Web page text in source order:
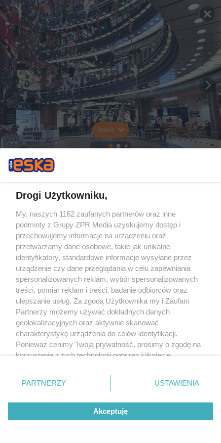
Rozwiń
Drogi Użytkowniku,
My, naszych 1162 zaufanych partnerów oraz inne
podmioty z Grupy ZPR Media uzyskujemy dostęp i
przechowujemy informacje na urządzeniu oraz
przetwarzamy dane osobowe, takie jak unikalne
identyfikatory, standardowe informacje wysyłane przez
urządzenie czy dane przeglądania w celu zapewniania
spersonalizowanych reklam, wybór spersonalizowanych
treści, pomiar reklam i treści, badanie odbiorców oraz
ulepszanie usług. Za zgodą Użytkownika my i Zaufani
Partnerzy możemy używać dokładnych danych
geolokalizacyjnych oraz aktywnie skanować
charakterystykę urządzenia do celów identyfikacji.
Ponieważ cenimy Twoją prywatność, prosimy o zgodę na
korzystanie z tych technologii poprzez kliknięcie
zmienić/wycofać klikając przycisk ustawień prywatności
znajdujący się w lewym dolnym rogu strony
rodzaje przetwarzania danych nie wymagają zgody
użytkownika, ale masz prawo sprzeciwić się takiemu
przetwarzaniu. Preferencje będą miały zastosowanie tylko
PARTNERZY USTAWIENIA
Akceptuję